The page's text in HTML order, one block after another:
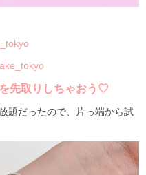
先取りしちゃおう♡
題だったので、片っ端から試